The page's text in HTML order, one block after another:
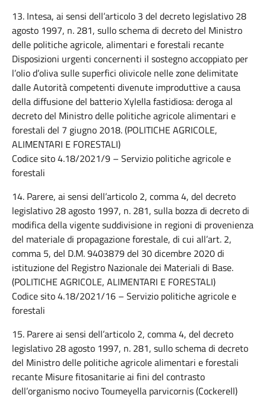
13. Intesa, ai sensi dell’articolo 3 del decreto legislativo 28
agosto 1997, n. 281, sullo schema di decreto del Ministro
delle politiche agricole, alimentari e forestali recante
Disposizioni urgenti concernenti il sostegno accoppiato per
l’olio d’oliva sulle superfici olivicole nelle zone delimitate
dalle Autorità competenti divenute improduttive a causa
della diffusione del batterio Xylella fastidiosa: deroga al
decreto del Ministro delle politiche agricole alimentari e
forestali del 7 giugno 2018. (POLITICHE AGRICOLE,
ALIMENTARI E FORESTALI)
Codice sito 4.18/2021/9 – Servizio politiche agricole e
forestali
14. Parere, ai sensi dell’articolo 2, comma 4, del decreto
legislativo 28 agosto 1997, n. 281, sulla bozza di decreto di
modifica della vigente suddivisione in regioni di provenienza
del materiale di propagazione forestale, di cui all’art. 2,
comma 5, del D.M. 9403879 del 30 dicembre 2020 di
istituzione del Registro Nazionale dei Materiali di Base.
(POLITICHE AGRICOLE, ALIMENTARI E FORESTALI)
Codice sito 4.18/2021/16 – Servizio politiche agricole e
forestali
15. Parere ai sensi dell’articolo 2, comma 4, del decreto
legislativo 28 agosto 1997, n. 281, sullo schema di decreto
del Ministro delle politiche agricole alimentari e forestali
recante Misure fitosanitarie ai fini del contrasto
dell’organismo nocivo Toumeyella parvicornis (Cockerell)